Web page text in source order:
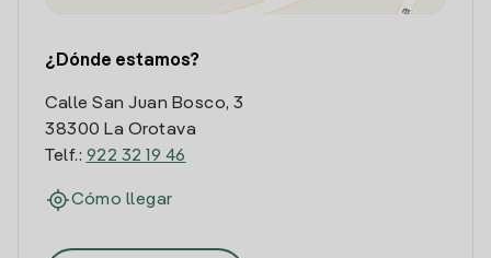
¿Dónde estamos?
Calle San Juan Bosco, 3
38300 La Orotava
Telf.: 922 32 19 46
Cómo llegar